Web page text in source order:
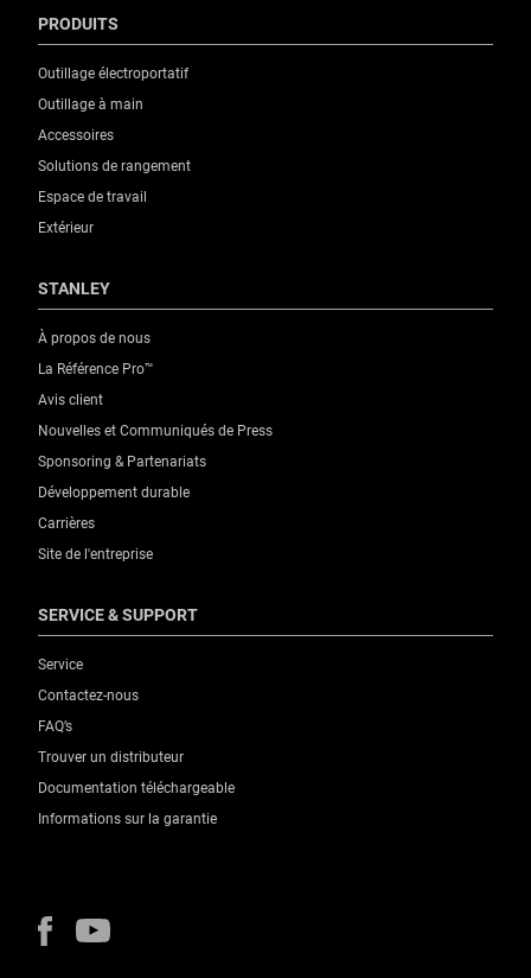
PRODUITS
Outillage électroportatif
Outillage à main
Accessoires
Solutions de rangement
Espace de travail
Extérieur
STANLEY
À propos de nous
La Référence Pro™
Avis client
Nouvelles et Communiqués de Press
Sponsoring & Partenariats
Développement durable
Carrières
Site de l'entreprise
SERVICE & SUPPORT
Service
Contactez-nous
FAQ’s
Trouver un distributeur
Documentation téléchargeable
Informations sur la garantie